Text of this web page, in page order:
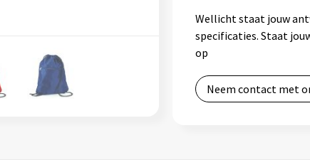
Wellicht staat jouw
specificaties. Staat
op
Neem contact met